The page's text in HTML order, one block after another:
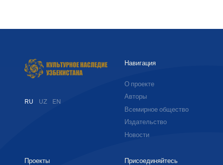
RU UZ EN
Навигация
О проекте
Авторы
Всемирное общество
Издательство
Новости
Проекты Присоединяйтесь